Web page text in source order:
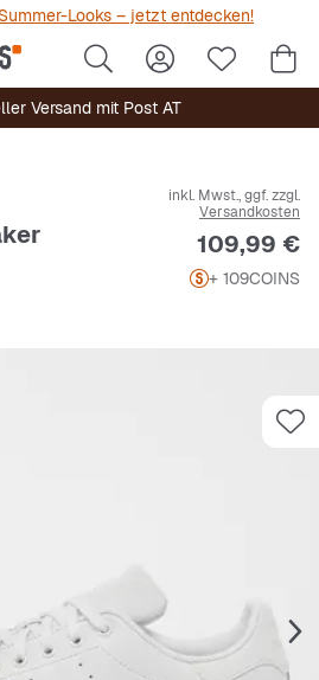
Looks – jetzt entdecken!
Versand mit Post AT
inkl. Mwst., ggf. zzgl.
Versandkosten
Preis
109,99 €
+ 109COINS